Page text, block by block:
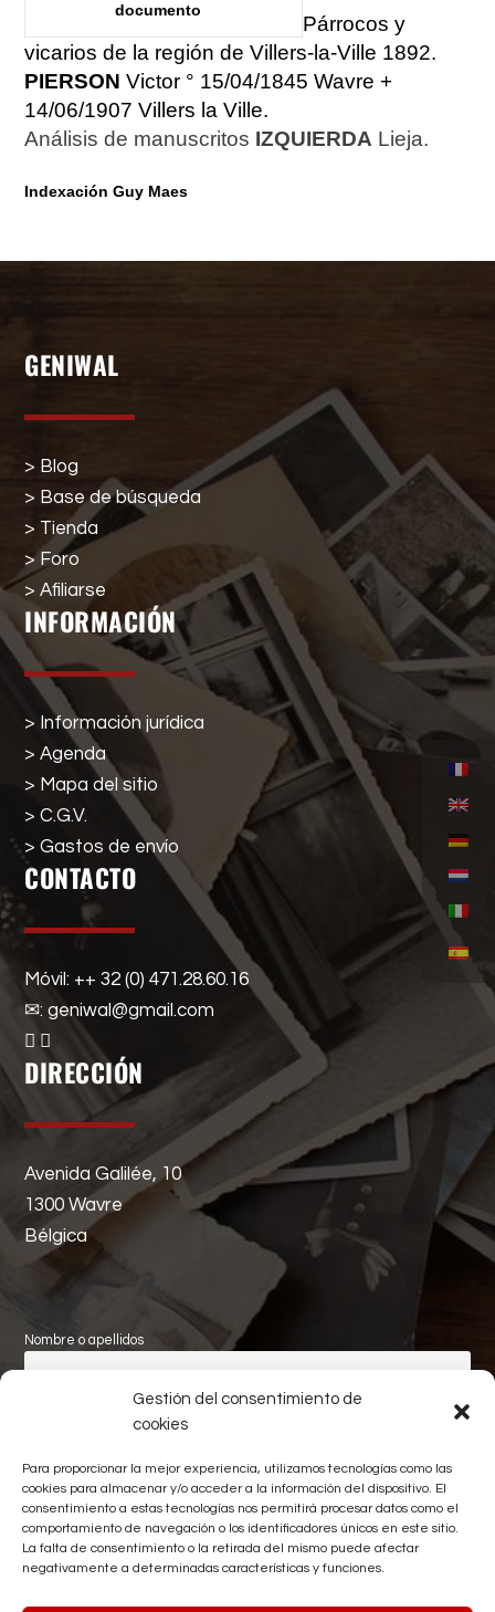
Gestión del consentimiento de
cookies
Para proporcionar la mejor experiencia, utilizamos tecnologías como las
cookies para almacenar y/o acceder a la información del dispositivo. El
consentimiento a estas tecnologías nos permitirá procesar datos como el
comportamiento de navegación o los identificadores únicos en este sitio.
La falta de consentimiento o la retirada del mismo puede afectar
negativamente a determinadas características y funciones.
documento
Párrocos y
vicarios de la región de Villers-la-Ville 1892.
PIERSON Victor ° 15/04/1845 Wavre +
14/06/1907 Villers la Ville.
Análisis de manuscritos IZQUIERDA Lieja.
Indexación Guy Maes
GENIWAL
> Blog
> Base de búsqueda
> Tienda
> Foro
> Afiliarse
INFORMACIÓN
> Información jurídica
> Agenda
> Mapa del sitio
> C.G.V.
> Gastos de envío
CONTACTO
Móvil: ++ 32 (0) 471.28.60.16
✉: geniwal@gmail.com
DIRECCIÓN
Avenida Galilée, 10
1300 Wavre
Bélgica
Nombre o apellidos
Correo electrónico